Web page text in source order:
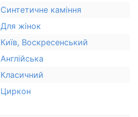
Синтетичне каміння
Для жінок
Київ, Воскресенський
Англійська
Класичний
Циркон